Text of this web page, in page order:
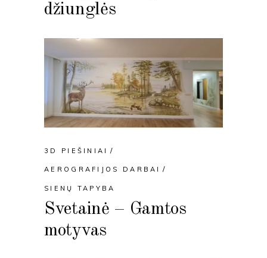
džiunglės
3D PIEŠINIAI
AEROGRAFIJOS DARBAI
SIENŲ TAPYBA
Svetainė – Gamtos
motyvas